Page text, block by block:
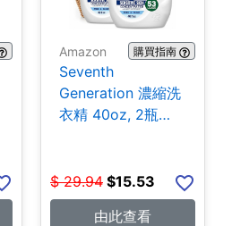
Amazon 購買指南
Seventh
Generation 濃縮洗
衣精 40oz, 2瓶
$ 29.94 $15.53
由此查看